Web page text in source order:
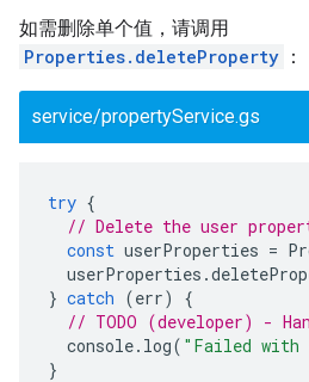
如需删除单个值，请调用
Properties.deleteProperty ：
service/propertyService.gs
try {
// Delete the user
const userProperties =
userProperties .
} catch (err)
{
// TODO (developer) -
console. log( "Failed with
}